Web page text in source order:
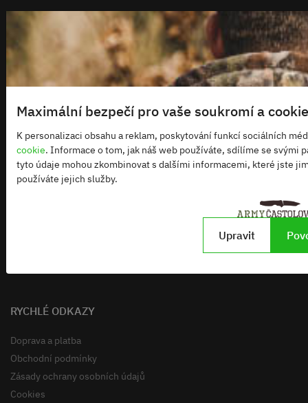
ZAVAZADLA A POUZDRA
Zavazadla
Pouzdra
Nádobí
Spánek a odpočinek
RYCHLÉ ODKAZY
Doprava a platba
Obchodní podmínky
Zásady ochrany osobních údajů
Cookies
Maximální bezpečí pro vaše soukromí a
K personalizaci obsahu a reklam, poskytování funkcí sociálních
cookie. Informace o tom, jak náš web používáte, sdílíme se svými
tyto údaje mohou zkombinovat s dalšími informacemi, které jste
používáte jejich služby.
Upravit